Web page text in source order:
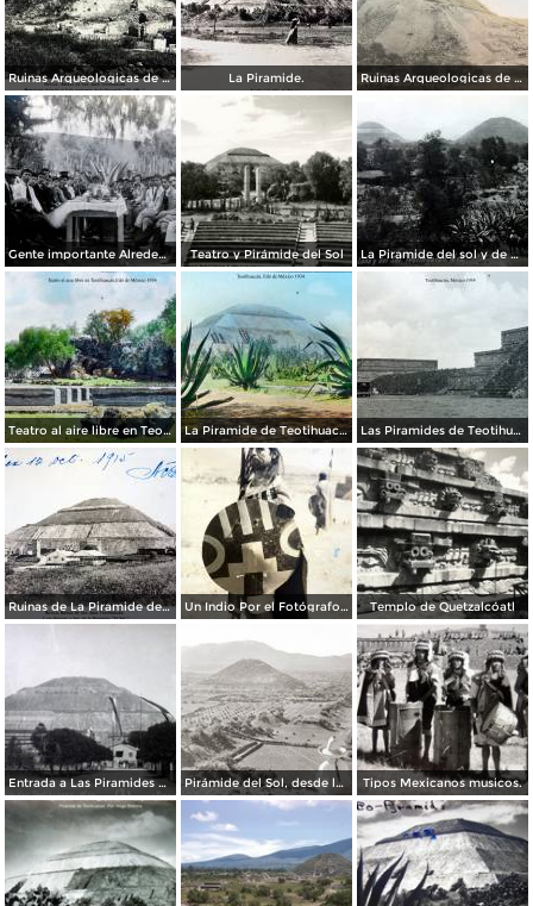
Ruinas Arqueologicas de Teotihuacan por el Fotógrafo Felix Miret. ( Circulada el 27 de Diciembre de 1911 ). La Piramide. Ruinas Arqueologicas de Teotihuacan por el Fotógrafo Charles B, Waite.
Gente importante Alrededores de Teotihuacán, México. Teatro y Pirámide del Sol La Piramide del sol y de La Luna.
Teatro al aire libre en Teotihuacán, por el fotógrafo T. Enami, de Yokohama, Japón (1934) La Piramide de Teotihuacán, por el fotógrafo T. Enami, de Yokohama, Japón (1934) Las Piramides de Teotihuacán, por el fotógrafo T. Enami, de Yokohama, Japón (1934)
Ruinas de La Piramide del sol lado oriente Por el Fotógrafo Félix Miret. ( Circulada el 12 de Octubre de 1915 ). Un Indio Por el Fotógrafo Hugo Brehme. ( Circulada el 16 de Enero de 1936 ). Templo de Quetzalcóatl
Entrada a Las Piramides de Teotihuacan precio $ .20 Centavos. Pirámide del Sol, desde la Pirámide de la Luna Tipos Mexicanos musicos.